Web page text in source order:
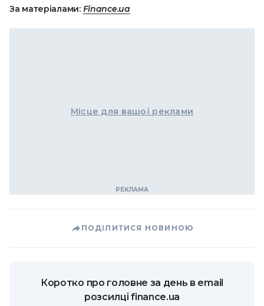
За матеріалами: Finance.ua
Місце для вашої реклами
ПОДІЛИТИСЯ НОВИНОЮ
Коротко про головне за день в email
розсилці finance.ua